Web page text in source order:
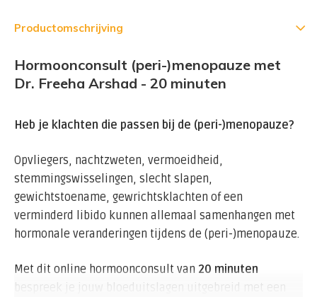
Productomschrijving
Hormoonconsult (peri-)menopauze met
Dr. Freeha Arshad - 20 minuten
Heb je klachten die passen bij de (peri-)menopauze?
Opvliegers, nachtzweten, vermoeidheid,
stemmingswisselingen, slecht slapen,
gewichtstoename, gewrichtsklachten of een
verminderd libido kunnen allemaal samenhangen met
hormonale veranderingen tijdens de (peri-)menopauze.
Met dit online hormoonconsult van 20 minuten
bespreek je jouw bloeduitslagen uitgebreid met een